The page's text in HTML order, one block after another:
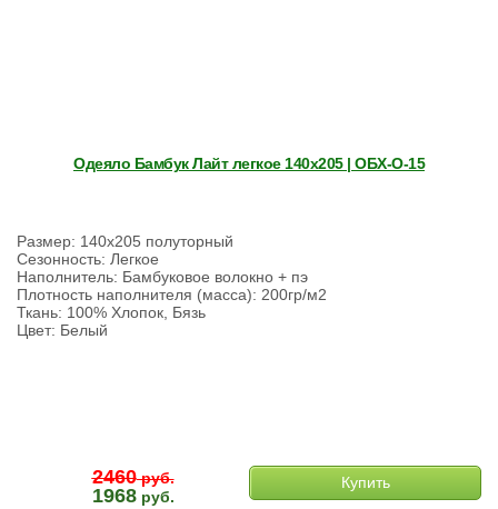
Одеяло Бамбук Лайт легкое 140х205 | ОБХ-О-15
Размер: 140х205 полуторный
Сезонность: Легкое
Наполнитель: Бамбуковое волокно + пэ
Плотность наполнителя (масса): 200гр/м2
Ткань: 100% Хлопок, Бязь
Цвет: Белый
2460руб.
1968руб.
Купить